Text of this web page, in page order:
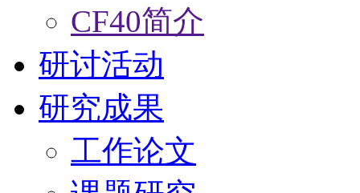
CF40简介
研讨活动
研究成果
工作论文